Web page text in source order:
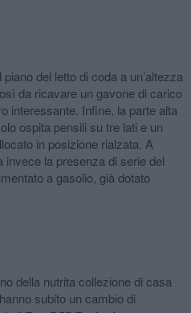
del letto di coda a un’altezza
da ricavare un gavone di carico
interessante. Infine, la parte alta
ospita pensili su tre lati e un
in posizione rialzata. A
invece la presenza di serie del
a gasolio, già dotato
della nutrita collezione di casa
subito un cambio di